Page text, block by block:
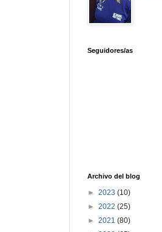
Seguidores/as
Archivo del blog
► 2023 (10)
► 2022 (25)
► 2021 (80)